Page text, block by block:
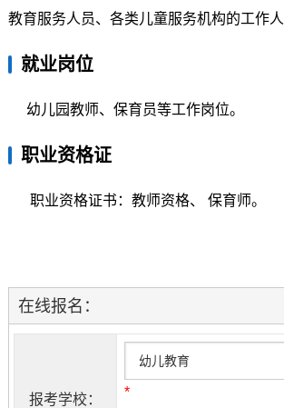
教育服务人员、各类儿童服务机构的工作人
就业岗位
幼儿园教师、保育员等工作岗位。
职业资格证
职业资格证书：教师资格、 保育师。
在线报名：
报考学校： *